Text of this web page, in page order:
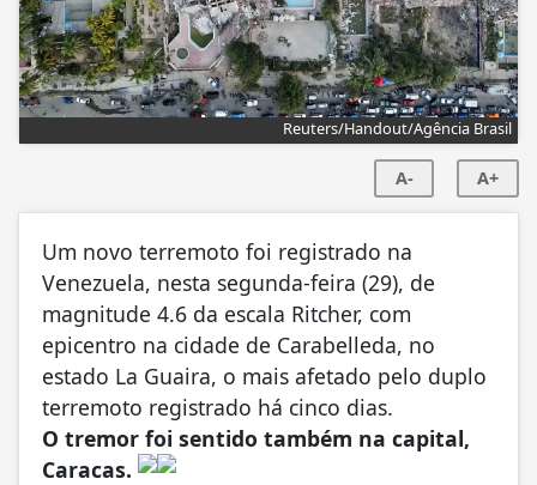
Reuters/Handout/Agência Brasil
A- A+
Um novo terremoto foi registrado na
Venezuela, nesta segunda-feira (29), de
magnitude 4.6 da escala Ritcher, com
epicentro na cidade de Carabelleda, no
estado La Guaira, o mais afetado pelo duplo
terremoto registrado há cinco dias.
O tremor foi sentido também na capital,
Caracas.